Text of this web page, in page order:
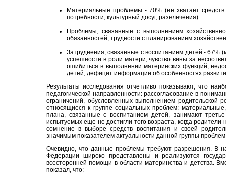
Материальные проблемы - 70% (не хватает
потребности, культурный досуг, развлечения).
Проблемы, связанные с выполнением
обязанностей, трудности с планированием
Затруднения, связанные с воспитанием детей -
успешности в роли матери; чувство вины за
ошибиться в выполнении материнских функций;
детей, дефицит информации об особенностях
Результаты исследования отчетливо показывают, что
педагогической направленности: рассогласование в
ограничений, обусловленных выполнением родительской
относящиеся к группе социальных проблем:
плана, связанные с воспитанием детей, занимают
испытуемых еще не достигли того возраста, когда
сомнение в выборе средств воспитания и своей
значимым показателем актуальности данной группы
Очевидно, что данные проблемы требуют разрешения. В
Федерации широко представлены и реализуются
всесторонней помощи в области материнства и детства.
показал, что: